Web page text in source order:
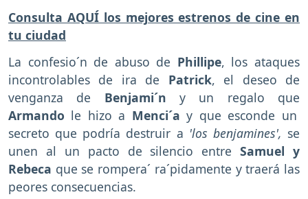
Consulta AQUÍ los mejores estrenos de cine en
tu ciudad
La confesio´n de abuso de Phillipe, los ataques
incontrolables de ira de Patrick, el deseo de
venganza de Benjami´n y un regalo que
Armando le hizo a Menci´a y que esconde un
secreto que podría destruir a 'los benjamines', se
unen al un pacto de silencio entreSamuel y
Rebeca que se rompera´ ra´pidamente y traerá las
peores consecuencias.